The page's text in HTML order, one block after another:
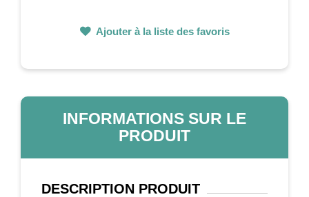
Ajouter à la liste des favoris
INFORMATIONS SUR LE
PRODUIT
DESCRIPTION PRODUIT